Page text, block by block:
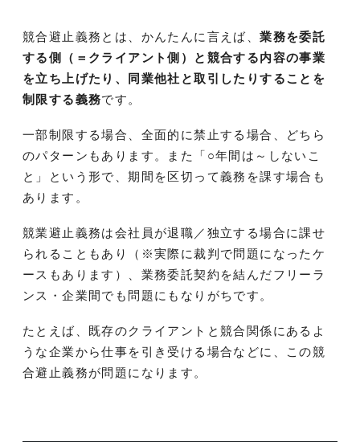
競合避止義務とは、かんたんに言えば、業務を委託
する側（＝クライアント側）と競合する内容の事業
を立ち上げたり、同業他社と取引したりすることを
制限する義務です。
一部制限する場合、全面的に禁止する場合、どちら
のパターンもあります。また「○年間は～しないこ
と」という形で、期間を区切って義務を課す場合も
あります。
競業避止義務は会社員が退職／独立する場合に課せ
られることもあり（※実際に裁判で問題になったケ
ースもあります）、業務委託契約を結んだフリーラ
ンス・企業間でも問題にもなりがちです。
たとえば、既存のクライアントと競合関係にあるよ
うな企業から仕事を引き受ける場合などに、この競
合避止義務が問題になります。